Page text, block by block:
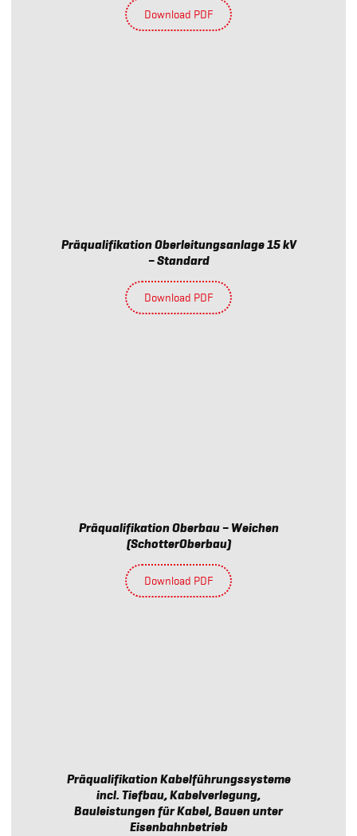
Download PDF
Präqualifikation Oberleitungsanlage 15 kV
– Standard
Download PDF
Präqualifikation Oberbau – Weichen
(SchotterOberbau)
Download PDF
Präqualifikation Kabelführungssysteme
incl. Tiefbau, Kabelverlegung,
Bauleistungen für Kabel, Bauen unter
Eisenbahnbetrieb